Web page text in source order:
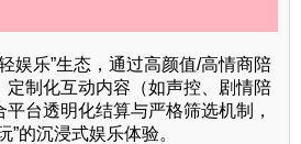
娱乐”生态，通过高颜值/高情商陪
定制化互动内容（如声控、剧情陪
台透明化结算与严格筛选机制，
”的沉浸式娱乐体验。